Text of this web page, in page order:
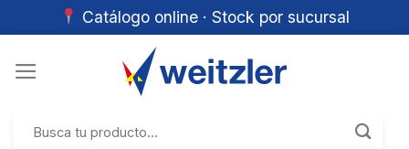
Catálogo online · Stock por sucursal
por: